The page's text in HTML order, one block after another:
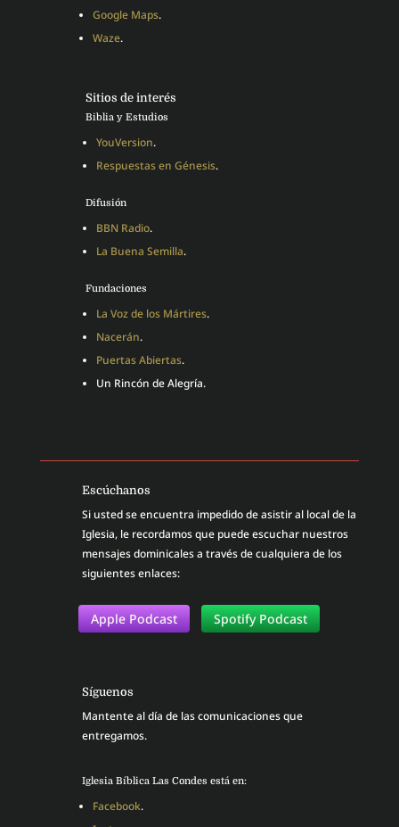
Google Maps.
Waze.
Sitios de interés
Biblia y Estudios
YouVersion.
Respuestas en Génesis.
Difusión
BBN Radio.
La Buena Semilla.
Fundaciones
La Voz de los Mártires.
Nacerán.
Puertas Abiertas.
Un Rincón de Alegría.
Escúchanos
Si usted se encuentra impedido de asistir al local de la
Iglesia, le recordamos que puede escuchar nuestros
mensajes dominicales a través de cualquiera de los
siguientes enlaces:
Apple Podcast Spotify Podcast
Síguenos
Mantente al día de las comunicaciones que
entregamos.
Iglesia Bíblica Las Condes está en:
Facebook.